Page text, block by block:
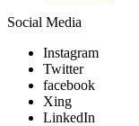
Social Media
Instagram
Twitter
facebook
Xing
LinkedIn